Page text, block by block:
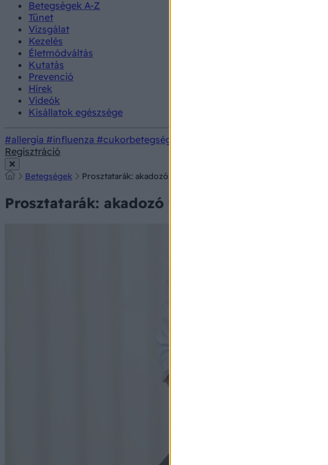
Betegségek A-Z
Tünet
Vizsgálat
Kezelés
Életmódváltás
Kutatás
Prevenció
Hírek
Videók
Kisállatok egészsége
#allergia #influenza #cukorbetegség
Regisztráció
Betegségek Prosztatarák: akadozó vizelet és hátfájdalom jelezheti
Prosztatarák: akadozó vizelet és hátfájdalom